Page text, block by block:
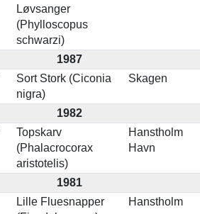
Løvsanger
(Phylloscopus
schwarzi)
1987
Sort Stork (Ciconia
nigra)
Skagen
1982
Topskarv
(Phalacrocorax
aristotelis)
Hanstholm
Havn
1981
Lille Fluesnapper
Hanstholm